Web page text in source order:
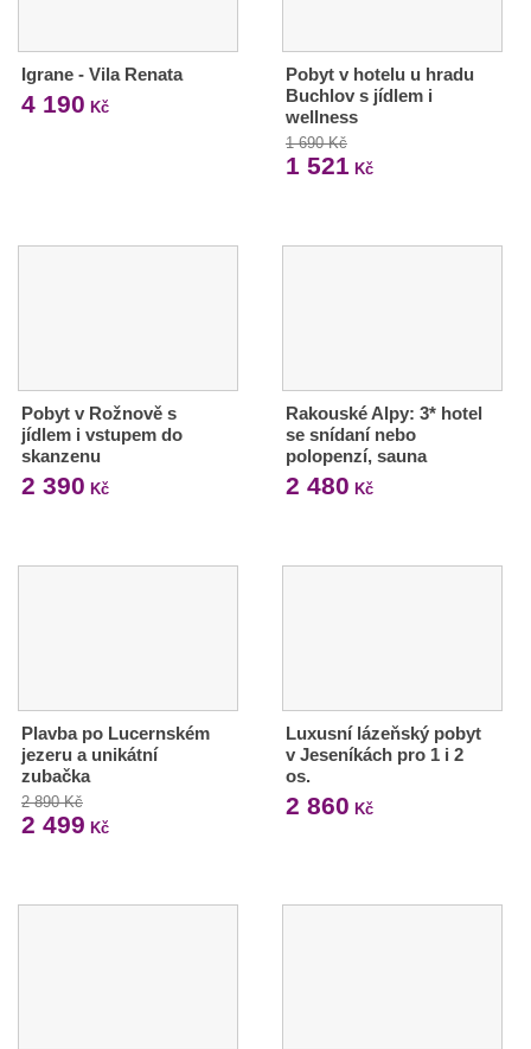
Igrane - Vila Renata
4 190 Kč
Pobyt v hotelu u hradu
Buchlov s jídlem i
wellness
1 690 Kč
1 521 Kč
Pobyt v Rožnově s
jídlem i vstupem do
skanzenu
2 390 Kč
Rakouské Alpy: 3* hotel
se snídaní nebo
polopenzí, sauna
2 480 Kč
Plavba po Lucernském
jezeru a unikátní
zubačka
2 890 Kč
2 499 Kč
Luxusní lázeňský pobyt
v Jeseníkách pro 1 i 2
os.
2 860 Kč